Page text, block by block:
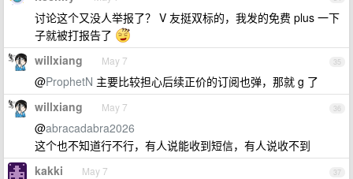
讨论这个又没人举报了？ V 友挺双标的，我发的免费 plus 一下
子就被打报告了
35
willxiang May 7
@ProphetN 主要比较担心后续正价的订阅也弹，那就 g 了
36
willxiang May 7
@abracadabra2026
这个也不知道行不行，有人说能收到短信，有人说收不到
37
kakki May 7